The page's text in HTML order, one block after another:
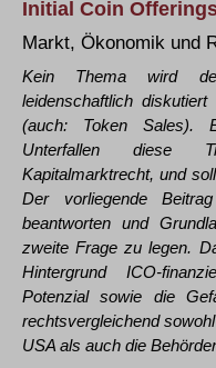
Initial Coin
Markt, Ökonomik und
Kein Thema wird
leidenschaftlich
(auch: Token Sales).
Unterfallen diese
Kapitalmarktrecht, und
Der vorliegende
beantworten und
zweite Frage zu legen.
Hintergrund ICO-
Potenzial sowie die
rechtsvergleichend
USA als auch die